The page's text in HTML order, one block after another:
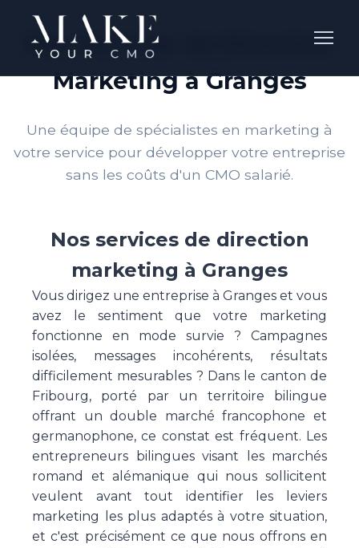
Nos Services de Direction
Marketing à Granges
Une équipe de spécialistes en marketing à
votre service pour développer votre entreprise
sans les coûts d'un CMO salarié.
Nos services de direction
marketing à Granges
Vous dirigez une entreprise à Granges et vous
avez le sentiment que votre marketing
fonctionne en mode survie ? Campagnes
isolées, messages incohérents, résultats
difficilement mesurables ? Dans le canton de
Fribourg, porté par un territoire bilingue
offrant un double marché francophone et
germanophone, ce constat est fréquent. Les
entrepreneurs bilingues visant les marchés
romand et alémanique qui nous sollicitent
veulent avant tout identifier les leviers
marketing les plus adaptés à votre situation,
et c'est précisément ce que nous offrons en